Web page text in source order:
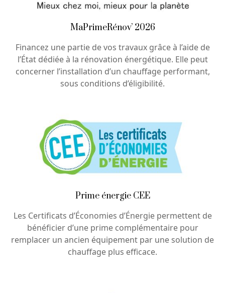
MaPrimeRénov’ 2026
Financez une partie de vos travaux grâce à l’aide de
l’État dédiée à la rénovation énergétique. Elle peut
concerner l’installation d’un chauffage performant,
sous conditions d’éligibilité.
Prime énergie CEE
Les Certificats d’Économies d’Énergie permettent de
bénéficier d’une prime complémentaire pour
remplacer un ancien équipement par une solution de
chauffage plus efficace.